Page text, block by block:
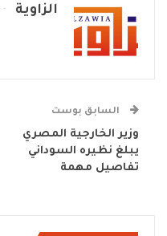
الزاوية
السابق بوست
وزير الخارجية المصري
يبلغ نظيره السوداني
تفاصيل مهمة